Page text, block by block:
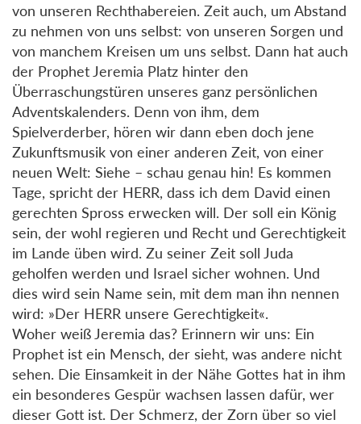
von unseren Rechthabereien. Zeit auch, um Abstand
zu nehmen von uns selbst: von unseren Sorgen und
von manchem Kreisen um uns selbst. Dann hat auch
der Prophet Jeremia Platz hinter den
Überraschungstüren unseres ganz persönlichen
Adventskalenders. Denn von ihm, dem
Spielverderber, hören wir dann eben doch jene
Zukunftsmusik von einer anderen Zeit, von einer
neuen Welt: Siehe – schau genau hin! Es kommen
Tage, spricht der HERR, dass ich dem David einen
gerechten Spross erwecken will. Der soll ein König
sein, der wohl regieren und Recht und Gerechtigkeit
im Lande üben wird. Zu seiner Zeit soll Juda
geholfen werden und Israel sicher wohnen. Und
dies wird sein Name sein, mit dem man ihn nennen
wird: »Der HERR unsere Gerechtigkeit«.
Woher weiß Jeremia das? Erinnern wir uns: Ein
Prophet ist ein Mensch, der sieht, was andere nicht
sehen. Die Einsamkeit in der Nähe Gottes hat in ihm
ein besonderes Gespür wachsen lassen dafür, wer
dieser Gott ist. Der Schmerz, der Zorn über so viel